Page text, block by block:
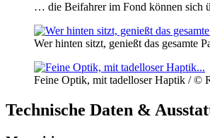
… die Beifahrer im Fond können sich
Wer hinten sitzt, genießt das gesamte
Feine Optik, mit tadelloser Haptik / ©
Technische Daten &